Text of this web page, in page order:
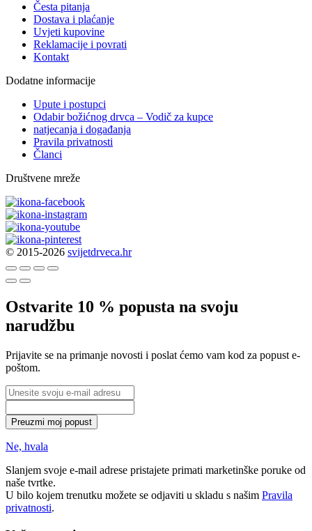
Česta pitanja
Dostava i plaćanje
Uvjeti kupovine
Reklamacije i povrati
Kontakt
Dodatne informacije
Upute i postupci
Odabir božićnog drvca – Vodič za kupce
natjecanja i događanja
Pravila privatnosti
Članci
Društvene mreže
© 2015-2026 svijetdrveca.hr
Ostvarite 10 % popusta na svoju
narudžbu
Prijavite se na primanje novosti i poslat ćemo vam kod za popust e-
poštom.
Preuzmi moj popust
Ne, hvala
Slanjem svoje e-mail adrese pristajete primati marketinške poruke od
naše tvrtke.
U bilo kojem trenutku možete se odjaviti u skladu s našim Pravila
privatnosti.